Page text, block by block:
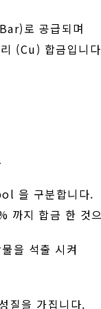
로 공급되며
(Cu) 합금입니
을 구분합니다.
까지 합금 한 것
을 석출 시켜
질을 가집니다.